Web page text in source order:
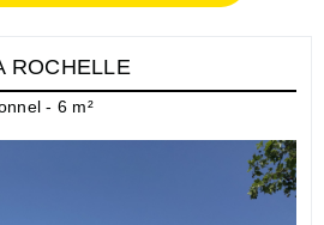
ROCHELLE
- 6 m²